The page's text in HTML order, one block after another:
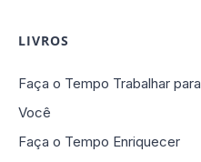
LIVROS
Faça o Tempo Trabalhar para
Você
Faça o Tempo Enriquecer